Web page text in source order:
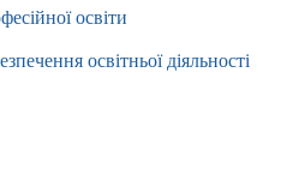
освіти
освітньої діяльності